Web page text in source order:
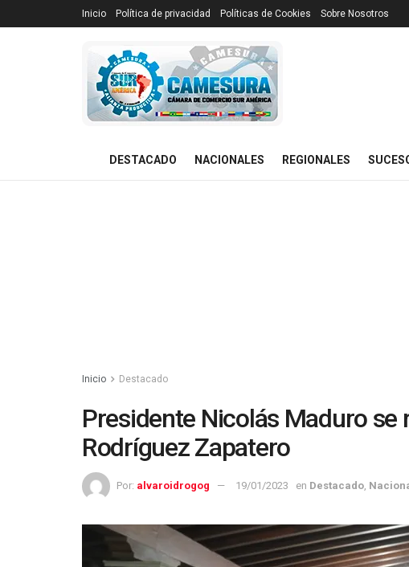
Inicio Política de privacidad Políticas de Cookies Sobre Nosotros
DESTACADO NACIONALES REGIONALES
Inicio Destacado
Presidente Nicolás Maduro se
Rodríguez Zapatero
Por: alvaroidrogog 19/01/2023 en Destacado